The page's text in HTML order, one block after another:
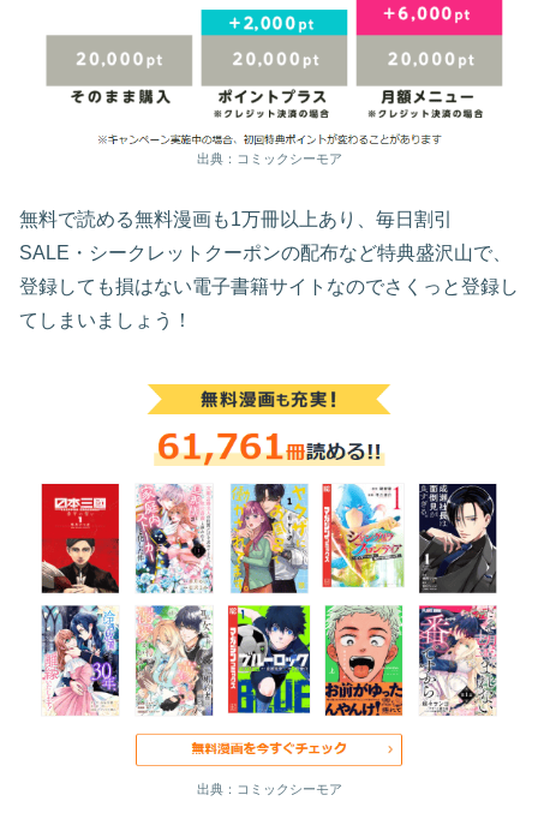
出典：コミックシーモア
無料で読める無料漫画も1万冊以上あり、毎日割引
SALE・シークレットクーポンの配布など特典盛沢山で、
登録しても損はない電子書籍サイトなのでさくっと登録し
てしまいましょう！
出典：コミックシーモア